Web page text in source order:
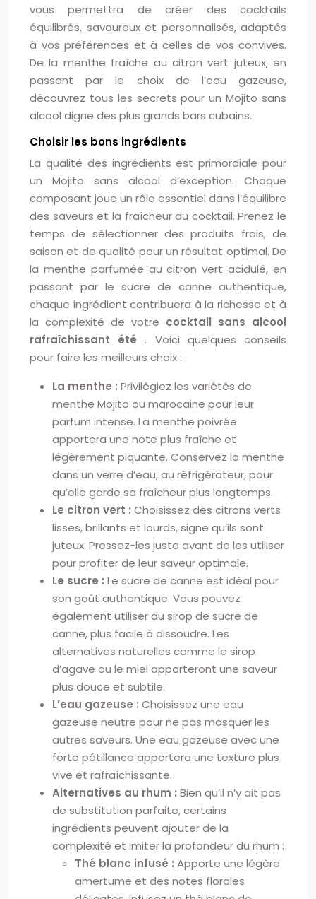
vous permettra de créer des cocktails
équilibrés, savoureux et personnalisés, adaptés
à vos préférences et à celles de vos convives.
De la menthe fraîche au citron vert juteux, en
passant par le choix de l’eau gazeuse,
découvrez tous les secrets pour un Mojito sans
alcool digne des plus grands bars cubains.
Choisir les bons ingrédients
La qualité des ingrédients est primordiale pour
un Mojito sans alcool d’exception. Chaque
composant joue un rôle essentiel dans l’équilibre
des saveurs et la fraîcheur du cocktail. Prenez le
temps de sélectionner des produits frais, de
saison et de qualité pour un résultat optimal. De
la menthe parfumée au citron vert acidulé, en
passant par le sucre de canne authentique,
chaque ingrédient contribuera à la richesse et à
la complexité de votre cocktail sans alcool
rafraîchissant été . Voici quelques conseils
pour faire les meilleurs choix :
La menthe : Privilégiez les variétés de
menthe Mojito ou marocaine pour leur
parfum intense. La menthe poivrée
apportera une note plus fraîche et
légèrement piquante. Conservez la menthe
dans un verre d’eau, au réfrigérateur, pour
qu’elle garde sa fraîcheur plus longtemps.
Le citron vert : Choisissez des citrons verts
lisses, brillants et lourds, signe qu’ils sont
juteux. Pressez-les juste avant de les utiliser
pour profiter de leur saveur optimale.
Le sucre : Le sucre de canne est idéal pour
son goût authentique. Vous pouvez
également utiliser du sirop de sucre de
canne, plus facile à dissoudre. Les
alternatives naturelles comme le sirop
d’agave ou le miel apporteront une saveur
plus douce et subtile.
L’eau gazeuse : Choisissez une eau
gazeuse neutre pour ne pas masquer les
autres saveurs. Une eau gazeuse avec une
forte pétillance apportera une texture plus
vive et rafraîchissante.
Alternatives au rhum : Bien qu’il n’y ait pas
de substitution parfaite, certains
ingrédients peuvent ajouter de la
complexité et imiter la profondeur du rhum :
Thé blanc infusé : Apporte une légère
amertume et des notes florales